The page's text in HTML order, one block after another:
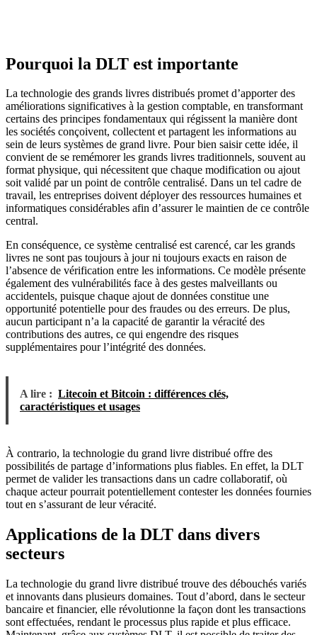
Pourquoi la DLT est importante
La technologie des grands livres distribués promet d’apporter des
améliorations significatives à la gestion comptable, en transformant
certains des principes fondamentaux qui régissent la manière dont
les sociétés conçoivent, collectent et partagent les informations au
sein de leurs systèmes de grand livre. Pour bien saisir cette idée, il
convient de se remémorer les grands livres traditionnels, souvent au
format physique, qui nécessitent que chaque modification ou ajout
soit validé par un point de contrôle centralisé. Dans un tel cadre de
travail, les entreprises doivent déployer des ressources humaines et
informatiques considérables afin d’assurer le maintien de ce contrôle
central.
En conséquence, ce système centralisé est carencé, car les grands
livres ne sont pas toujours à jour ni toujours exacts en raison de
l’absence de vérification entre les informations. Ce modèle présente
également des vulnérabilités face à des gestes malveillants ou
accidentels, puisque chaque ajout de données constitue une
opportunité potentielle pour des fraudes ou des erreurs. De plus,
aucun participant n’a la capacité de garantir la véracité des
contributions des autres, ce qui engendre des risques
supplémentaires pour l’intégrité des données.
A lire : Litecoin et Bitcoin : différences clés,
caractéristiques et usages
À contrario, la technologie du grand livre distribué offre des
possibilités de partage d’informations plus fiables. En effet, la DLT
permet de valider les transactions dans un cadre collaboratif, où
chaque acteur pourrait potentiellement contester les données fournies
tout en s’assurant de leur véracité.
Applications de la DLT dans divers
secteurs
La technologie du grand livre distribué trouve des débouchés variés
et innovants dans plusieurs domaines. Tout d’abord, dans le secteur
bancaire et financier, elle révolutionne la façon dont les transactions
sont effectuées, rendant le processus plus rapide et plus efficace.